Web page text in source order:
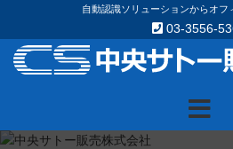
content
自動認識ソリューションからオフ
03-3556-